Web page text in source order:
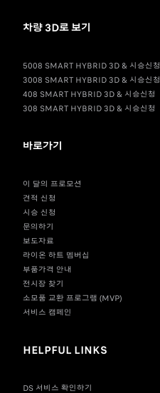
차량 3D로 보기
5008 SMART HYBRID 3D & 시승신청
3008 SMART HYBRID 3D & 시승신청
408 SMART HYBRID 3D & 시승신청
308 SMART HYBRID 3D & 시승신청
바로가기
이 달의 프로모션
견적 신청
시승 신청
문의하기
보도자료
라이온 하트 멤버십
부품가격 안내
전시장 찾기
소모품 교환 프로그램 (MVP)
서비스 캠페인
HELPFUL LINKS
DS 서비스 확인하기